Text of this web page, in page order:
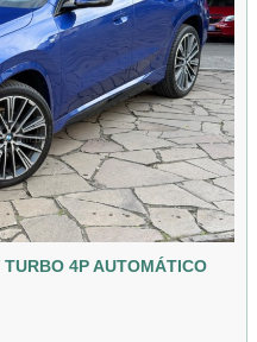
4P AUTOMÁTICO